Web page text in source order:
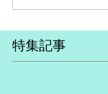
特集記事